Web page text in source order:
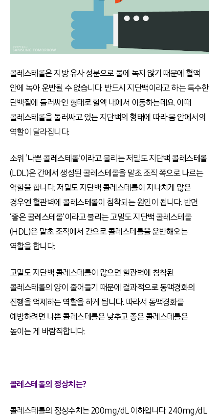
콜레스테롤은 지방 유사 성분으로 물에 녹지 않기 때문에 혈액
안에 녹아 운반될 수 없습니다. 반드시 지단백이라고 하는 특수한
단백질에 둘러싸인 형태로 혈액 내에서 이동하는데요. 이때
콜레스테롤을 둘러싸고 있는 지단백의 형태에 따라 몸 안에서의
역할이 달라집니다.
소위 ‘나쁜 콜레스테롤’이라고 불리는 저밀도 지단백 콜레스테롤
(LDL)은 간에서 생성된 콜레스테롤을 말초 조직 쪽으로 나르는
역할을 합니다. 저밀도 지단백 콜레스테롤이 지나치게 많은
경우엔 혈관벽에 콜레스테롤이 침착되는 원인이 됩니다. 반면
‘좋은 콜레스테롤’이라고 불리는 고밀도 지단백 콜레스테롤
(HDL)은 말초 조직에서 간으로 콜레스테롤을 운반해오는
역할을 합니다.
고밀도 지단백 콜레스테롤이 많으면 혈관벽에 침착된
콜레스테롤의 양이 줄어들기 때문에 결과적으로 동맥경화의
진행을 억제하는 역할을 하게 됩니다. 따라서 동맥경화를
예방하려면 나쁜 콜레스테롤은 낮추고 좋은 콜레스테롤은
높이는 게 바람직합니다.
콜레스테롤의 정상치는?
콜레스테롤의 정상수치는 200mg/dL 이하입니다. 240mg/dL